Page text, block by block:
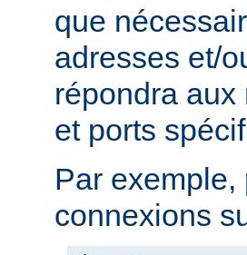
que
adresses et/
répondra
et ports
Par
connexions